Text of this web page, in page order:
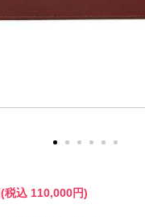
(税込 110,000円)